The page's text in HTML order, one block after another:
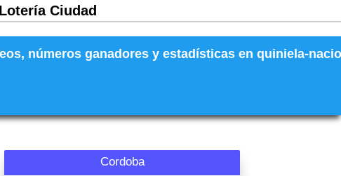
Ciudad
números ganadores y estadísticas en quiniela-
Cordoba